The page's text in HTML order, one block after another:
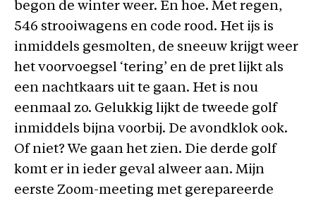
begon de winter weer. En hoe. Met regen,
546 strooiwagens en code rood. Het ijs is
inmiddels gesmolten, de sneeuw krijgt weer
het voorvoegsel ‘tering’ en de pret lijkt als
een nachtkaars uit te gaan. Het is nou
eenmaal zo. Gelukkig lijkt de tweede golf
inmiddels bijna voorbij. De avondklok ook.
Of niet? We gaan het zien. Die derde golf
komt er in ieder geval alweer aan. Mijn
eerste Zoom-meeting met gerepareerde